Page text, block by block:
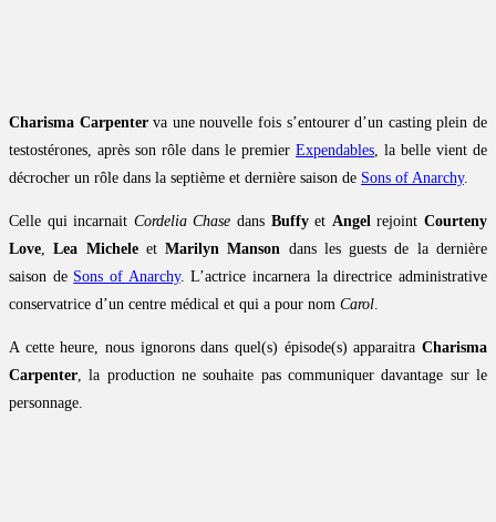
Charisma Carpenterva une nouvelle fois s’entourer d’un casting plein de
testostérones, après son rôle dans le premier Expendables, la belle vient de
décrocher un rôle dans la septième et dernière saison de Sons of Anarchy.
Celle qui incarnait Cordelia Chase dans Buffyet AngelrejointCourteny
Love,Lea MicheleetMarilyn Manson dans les guests de la dernière
saison de Sons of Anarchy. L’actrice incarnera la directrice administrative
conservatrice d’un centre médical et qui a pour nom Carol.
A cette heure, nous ignorons dans quel(s) épisode(s) apparaitra Charisma
Carpenter, la production ne souhaite pas communiquer davantage sur le
personnage.